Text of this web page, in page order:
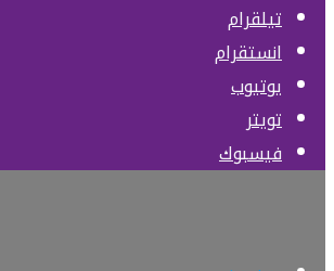
تيلقرام
انستقرام
يوتيوب
تويتر
فيسبوك